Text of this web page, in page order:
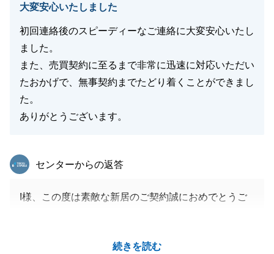
大変安心いたしました
初回連絡後のスピーディーなご連絡に大変安心いたし
ました。
また、売買契約に至るまで非常に迅速に対応いただい
たおかげで、無事契約までたどり着くことができまし
た。
ありがとうございます。
続きを読む
東急リバブル
センターからの返答
I様、この度は素敵な新居のご契約誠におめでとうご